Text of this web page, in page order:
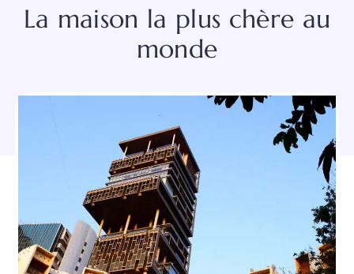
La maison la plus chère au
monde